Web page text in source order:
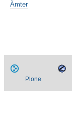
Ämter
Plone